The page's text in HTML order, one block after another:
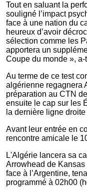
Tout en saluant la
souligné l’impact
face à une nation du
heureux d’avoir
sélection comme les
apportera un
Coupe du monde », a-
Au terme de ce test
algérienne regagnera
préparation au CTN
ensuite le cap sur les
la dernière ligne
Avant leur entrée en
rencontre amicale le
L'Algérie lancera sa
Arrowhead de
face à l’Argentine,
programmé à 02h00